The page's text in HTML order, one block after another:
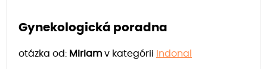
Gynekologická poradna
otázka od: Miriam v kategórii Indonal